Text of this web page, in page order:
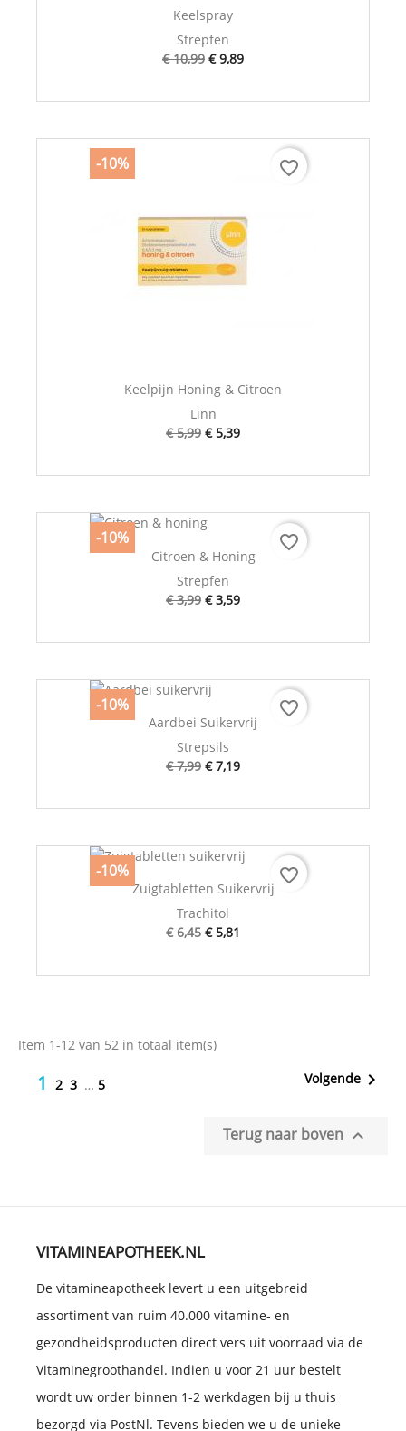
Keelspray
Strepfen
€ 10,99 € 9,89
Keelpijn Honing & Citroen
Linn
€ 5,99 € 5,39
-10% favorite_border
Citroen & Honing
Strepfen
€ 3,99 € 3,59
-10% favorite_border
Aardbei Suikervrij
Strepsils
€ 7,99 € 7,19
-10% favorite_border
Zuigtabletten Suikervrij
Trachitol
€ 6,45 € 5,81
-10% favorite_border
Item 1-12 van 52 in totaal item(s)
1 2 3 … 5 Volgende 
Terug naar boven 
VITAMINEAPOTHEEK.NL
De vitamineapotheek levert u een uitgebreid
assortiment van ruim 40.000 vitamine- en
gezondheidsproducten direct vers uit voorraad via de
Vitaminegroothandel. Indien u voor 21 uur bestelt
wordt uw order binnen 1-2 werkdagen bij u thuis
bezorgd via PostNl. Tevens bieden we u de unieke